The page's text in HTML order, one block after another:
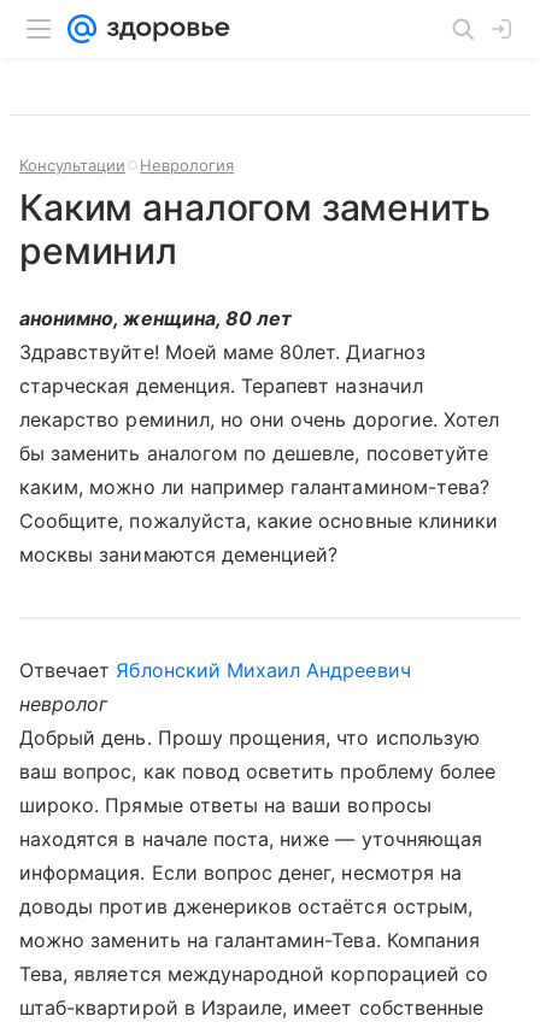
Консультации Неврология
Каким аналогом заменить
реминил
анонимно, женщина, 80 лет
Здравствуйте! Моей маме 80лет. Диагноз
старческая деменция. Терапевт назначил
лекарство реминил, но они очень дорогие. Хотел
бы заменить аналогом по дешевле, посоветуйте
каким, можно ли например галантамином-тева?
Сообщите, пожалуйста, какие основные клиники
москвы занимаются деменцией?
Отвечает Яблонский Михаил Андреевич
невролог
Добрый день. Прошу прощения, что использую
ваш вопрос, как повод осветить проблему более
широко. Прямые ответы на ваши вопросы
находятся в начале поста, ниже — уточняющая
информация. Если вопрос денег, несмотря на
доводы против дженериков остаётся острым,
можно заменить на галантамин-Тева. Компания
Тева, является международной корпорацией со
штаб-квартирой в Израиле, имеет собственные